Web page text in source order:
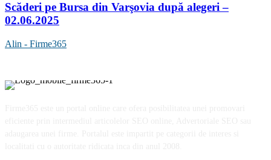
Scăderi pe Bursa din Varşovia după alegeri –
02.06.2025
Alin - Firme365